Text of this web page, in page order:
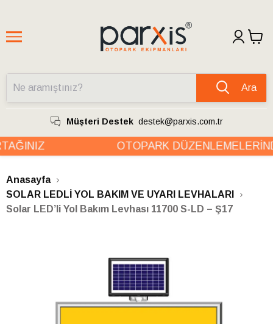
Ara
Müşteri Destek destek@parxis.com.tr
OTOPARK
Anasayfa
SOLAR LEDLİ YOL BAKIM VE UYARI LEVHALARI
Solar LED’li Yol Bakım Levhası 11700 S-LD – Ş17